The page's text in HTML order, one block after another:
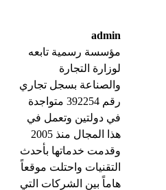
admin
مؤسسة رسمية تابعه
لوزارة التجارة
والصناعة بسجل تجاري
رقم 392254 متواجدة
في دولتين وتعمل في
هذا المجال منذ 2005
وقدمت خدماتها بأحدث
التقنيات واحتلت موقعاً
هاماً بين الشركات التي